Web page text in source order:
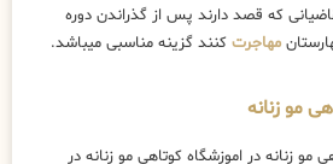
که قصد دارند پس از گذراندن دوره
مهاجرت کنند گزینه مناسبی میباشد.
مو زنانه
زنانه در اموزشگاه کوتاهی مو زنانه در